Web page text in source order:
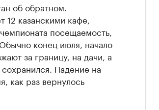
об обратном.
казанскими кафе,
посещаемость,
конец июля, начало
за границу, на дачи, а
Падение на
как раз вернулось